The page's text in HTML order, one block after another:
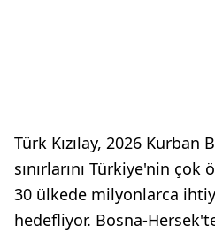
Türk Kızılay, 2026 Kurban
sınırlarını Türkiye'nin
30 ülkede milyonlarca
hedefliyor. Bosna-